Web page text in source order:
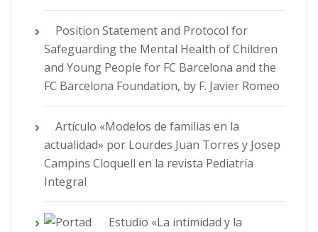
Position Statement and Protocol for
Safeguarding the Mental Health of Children
and Young People for FC Barcelona and the
FC Barcelona Foundation, by F. Javier Romeo
Artículo «Modelos de familias en la
actualidad» por Lourdes Juan Torres y Josep
Campins Cloquell en la revista Pediatría
Integral
Estudio «La intimidad y la